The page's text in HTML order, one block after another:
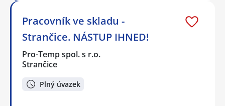
Pracovník ve skladu -
Strančice. NÁSTUP IHNED!
Pro-Temp spol. s r.o.
Strančice
Plný úvazek